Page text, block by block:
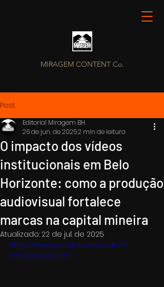
MIRAGEM CONTENT Co.
Post
O impacto dos vídeos
institucionais em Belo
Horizonte: como a produção
audiovisual fortalece
marcas na capital mineira
Editorial Miragem BH
26 de jun. de 20252 min de leitura
Atualizado: 22 de jul. de 2025
https://www.youtube.com/watch?
v=d00DxCV0GbY